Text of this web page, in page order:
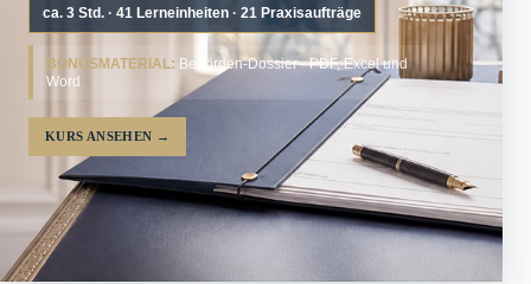
ca. 3 Std. · 41 Lerneinheiten · 21 Praxisaufträge
BONUSMATERIAL: Behörden-Dossier · PDF, Excel und
Word
KURS ANSEHEN →